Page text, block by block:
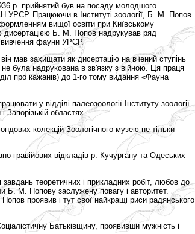
р. прийнятий був на посаду молодшого
АН УРСР. Працюючи в Інституті зоології, Б. М. Попов
вищої освіти при Київському
дисертацією Б. М. Попов надрукував ряд
вивчення фауни УРСР.
мав захищати як дисертацію на вчений ступінь
була надрукована в зв'язку з війною. Ця праця
про кажанів) до 1-го тому видання «Фауна
у відділі палеозоології Інституту зоології.
Запорізькій областях.
колекцій Зоологічного музею не тільки
гравійових відкладів р. Кучургану та Одеських
завдань теоретичних і прикладних робіт, любов до
Б. М. Попову заслужену повагу і авторитет.
проявив і тут свої найкращі риси радянського
Батьківщину, проявивши мужність і